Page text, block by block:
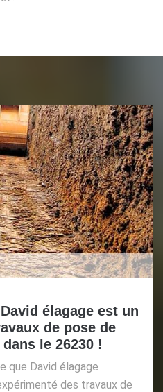
élagage est un
de pose de
le 26230 !
que David élagage
des travaux de